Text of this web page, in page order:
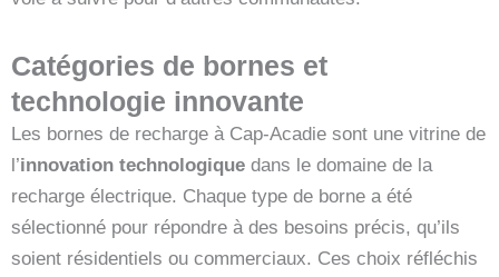
Catégories de bornes et
technologie innovante
Les bornes de recharge à Cap-Acadie sont une vitrine de
l’innovation technologique dans le domaine de la
recharge électrique. Chaque type de borne a été
sélectionné pour répondre à des besoins précis, qu’ils
soient résidentiels ou commerciaux. Ces choix réfléchis